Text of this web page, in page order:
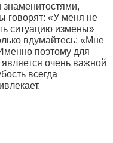
говорят: «У меня не
ситуацию измены»
вдумайтесь: «Мне
поэтому для
очень важной
всегда